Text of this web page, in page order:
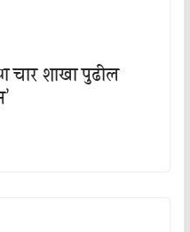
चार शाखा पुढील